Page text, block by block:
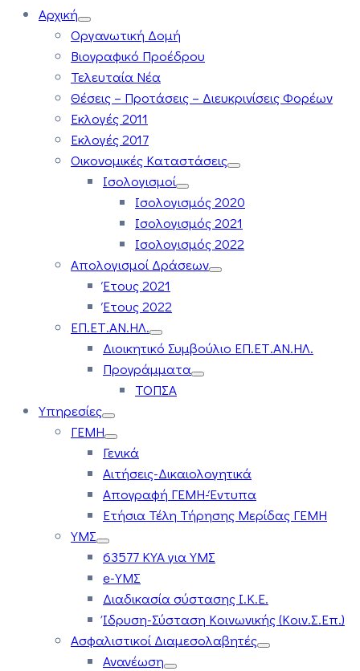
Αρχική
Οργανωτική Δομή
Βιογραφικό Προέδρου
Τελευταία Νέα
Θέσεις – Προτάσεις – Διευκρινίσεις Φορέων
Εκλογές 2011
Εκλογές 2017
Οικονομικές Καταστάσεις
Ισολογισμοί
Ισολογισμός 2020
Ισολογισμός 2021
Ισολογισμός 2022
Απολογισμοί Δράσεων
Έτους 2021
Έτους 2022
ΕΠ.ΕΤ.ΑΝ.ΗΛ.
Διοικητικό Συμβούλιο ΕΠ.ΕΤ.ΑΝ.ΗΛ.
Προγράμματα
ΤΟΠΣΑ
Υπηρεσίες
ΓΕΜΗ
Γενικά
Αιτήσεις-Δικαιολογητικά
Απογραφή ΓΕΜΗ-Έντυπα
Ετήσια Τέλη Τήρησης Μερίδας ΓΕΜΗ
ΥΜΣ
63577 ΚΥΑ για ΥΜΣ
e-ΥΜΣ
Διαδικασία σύστασης Ι.Κ.Ε.
Ίδρυση-Σύσταση Κοινωνικής (Κοιν.Σ.Επ.)
Ασφαλιστικοί Διαμεσολαβητές
Ανανέωση